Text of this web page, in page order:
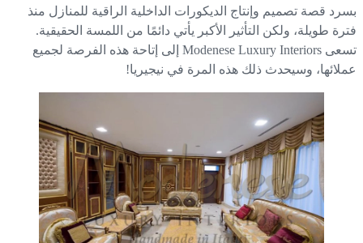
قصة تصميم وإنتاج الديكورات الداخلية الراقية للمنازل منذ
طويلة، ولكن التأثير الأكبر يأتي دائمًا من اللمسة الحقيقية.
تسعى Modenese Luxury Interiors إلى إتاحة هذه الفرصة لجميع
وسيحدث ذلك هذه المرة في نيجيريا!